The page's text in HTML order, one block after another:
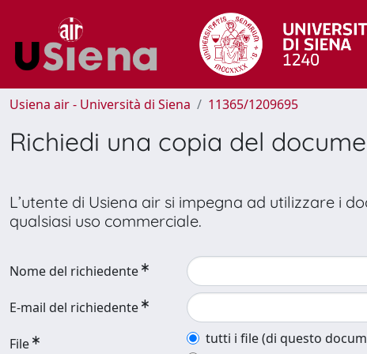
Usiena air - Università di Siena 11365/1209695
Richiedi una copia del
L’utente di Usiena air si impegna ad utilizzare i
qualsiasi uso commerciale.
Nome del richiedente
E-mail del richiedente
File
tutti i file (di questo